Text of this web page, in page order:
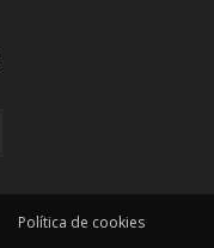
Política de cookies